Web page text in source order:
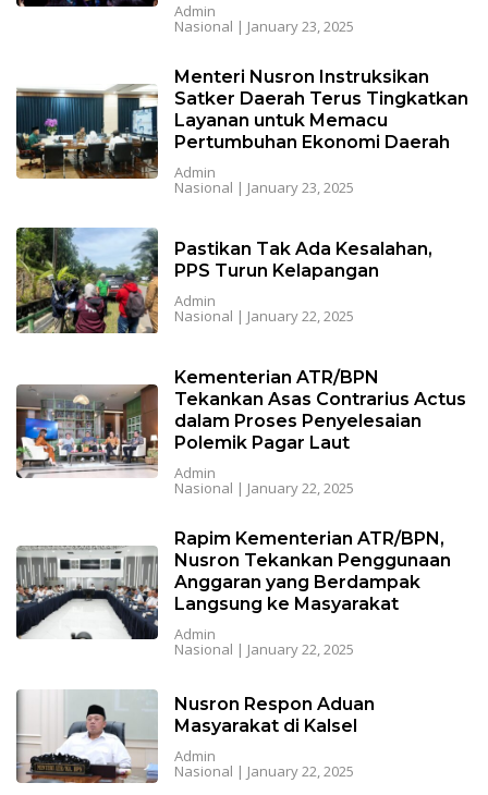
Admin
Nasional | January 23, 2025
Menteri Nusron Instruksikan
Satker Daerah Terus Tingkatkan
Layanan untuk Memacu
Pertumbuhan Ekonomi Daerah
Admin
Nasional | January 23, 2025
Pastikan Tak Ada Kesalahan,
PPS Turun Kelapangan
Admin
Nasional | January 22, 2025
Kementerian ATR/BPN
Tekankan Asas Contrarius Actus
dalam Proses Penyelesaian
Polemik Pagar Laut
Admin
Nasional | January 22, 2025
Rapim Kementerian ATR/BPN,
Nusron Tekankan Penggunaan
Anggaran yang Berdampak
Langsung ke Masyarakat
Admin
Nasional | January 22, 2025
Nusron Respon Aduan
Masyarakat di Kalsel
Admin
Nasional | January 22, 2025